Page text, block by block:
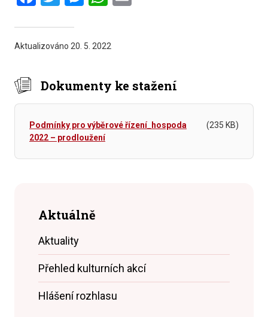
Aktualizováno 20. 5. 2022
Dokumenty ke stažení
Podmínky pro výběrové řízení_hospoda
2022 – prodloužení
(235 KB)
Aktuálně
Aktuality
Přehled kulturních akcí
Hlášení rozhlasu